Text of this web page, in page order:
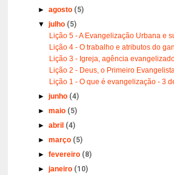
►agosto (5)
▼julho (5)
Lição 5 - A Evangelização Urbana e
Lição 4 - O trabalho e atributos do
Lição 3 - Igreja, agência
Lição 2 - Deus, o Primeiro
Lição 1 - O que é evangelização - 3
►junho (4)
►maio (5)
►abril (4)
►março (5)
►fevereiro (8)
►janeiro (10)